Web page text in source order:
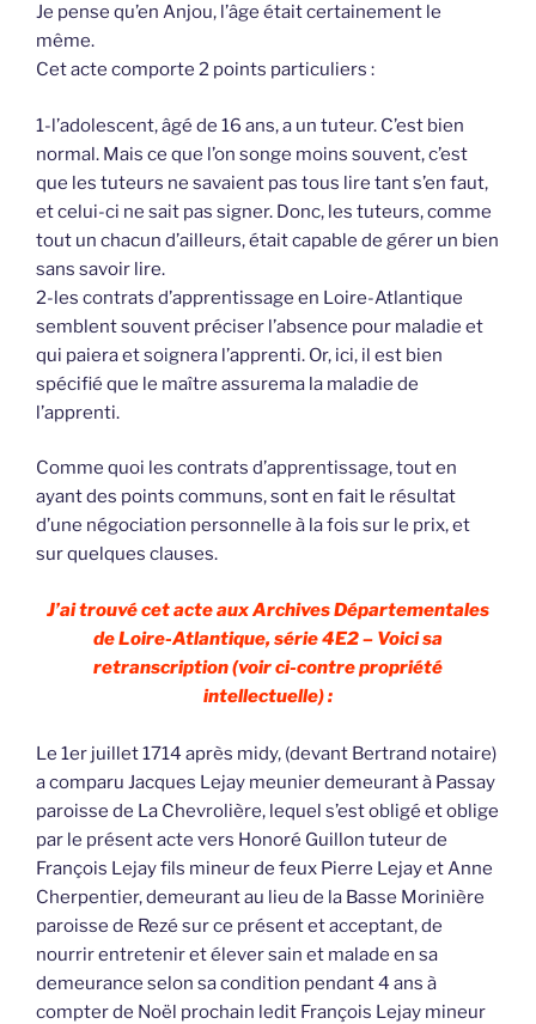
Je pense qu’en Anjou, l’âge était certainement le
même.
Cet acte comporte 2 points particuliers :
1-l’adolescent, âgé de 16 ans, a un tuteur. C’est bien
normal. Mais ce que l’on songe moins souvent, c’est
que les tuteurs ne savaient pas tous lire tant s’en faut,
et celui-ci ne sait pas signer. Donc, les tuteurs, comme
tout un chacun d’ailleurs, était capable de gérer un bien
sans savoir lire.
2-les contrats d’apprentissage en Loire-Atlantique
semblent souvent préciser l’absence pour maladie et
qui paiera et soignera l’apprenti. Or, ici, il est bien
spécifié que le maître assurema la maladie de
l’apprenti.
Comme quoi les contrats d’apprentissage, tout en
ayant des points communs, sont en fait le résultat
d’une négociation personnelle à la fois sur le prix, et
sur quelques clauses.
J’ai trouvé cet acte aux Archives Départementales
de Loire-Atlantique, série 4E2 – Voici sa
retranscription (voir ci-contre propriété
intellectuelle) :
Le 1er juillet 1714 après midy, (devant Bertrand notaire)
a comparu Jacques Lejay meunier demeurant à Passay
paroisse de La Chevrolière, lequel s’est obligé et oblige
par le présent acte vers Honoré Guillon tuteur de
François Lejay fils mineur de feux Pierre Lejay et Anne
Cherpentier, demeurant au lieu de la Basse Morinière
paroisse de Rezé sur ce présent et acceptant, de
nourrir entretenir et élever sain et malade en sa
demeurance selon sa condition pendant 4 ans à
compter de Noël prochain ledit François Lejay mineur